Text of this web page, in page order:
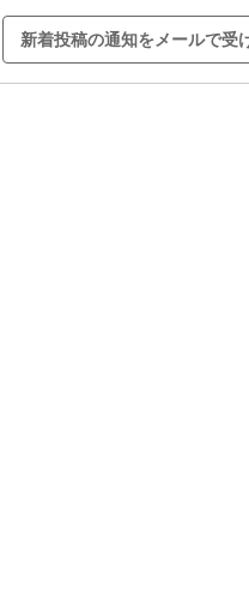
新着投稿の通知をメールで受